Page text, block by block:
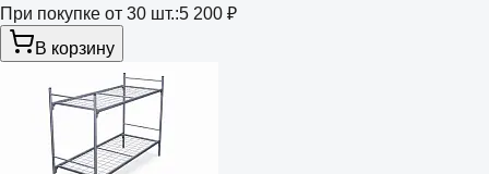
При покупке от 30 шт.:5 200 ₽
В корзину